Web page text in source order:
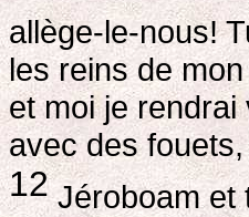
allège-le-nous!
les reins de
et moi je
avec des
12Jéroboam et